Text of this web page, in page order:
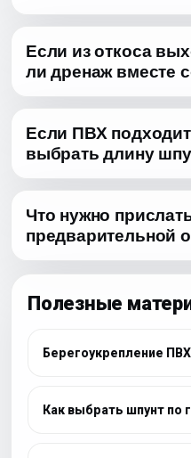
Если из откоса
ли дренаж вместе
Если ПВХ
выбрать длину
Что нужно
предварительной
Полезные
Берегоукрепление
Как выбрать шпунт по